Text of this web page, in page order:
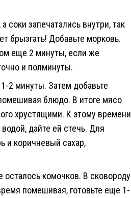
запечатались внутри, так
брызгать! Добавьте морковь.
еще 2 минуты, если же
и полминуты.
2 минуты. Затем добавьте
блюдо. В итоге мясо
хрустящими. К этому времени
дайте ей стечь. Для
и коричневый сахар,
комочков. В сковороду
помешивая, готовьте еще 1-